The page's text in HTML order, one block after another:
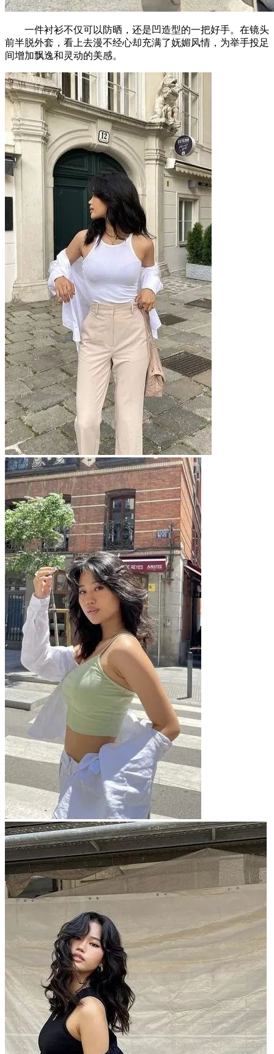
一件衬衫不仅可以防晒，还是凹造型的一把好手。在镜头
前半脱外套，看上去漫不经心却充满了妩媚风情，为举手投足
间增加飘逸和灵动的美感。